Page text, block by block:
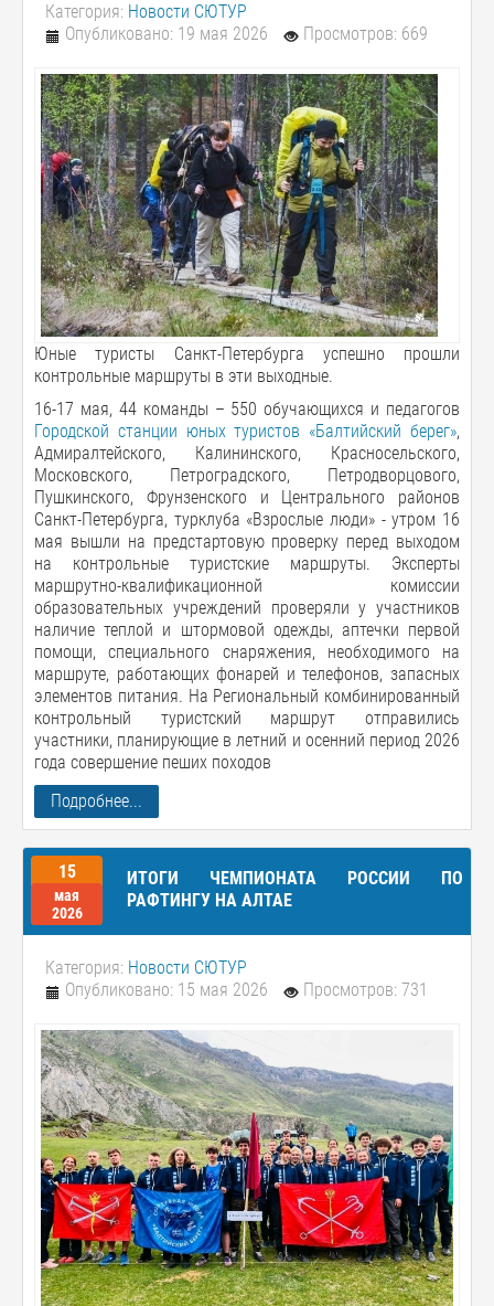
Категория: Новости СЮТУР
Опубликовано: 19 мая 2026
Просмотров: 669
Юные туристы Санкт-Петербурга успешно прошли
контрольные маршруты в эти выходные.
16-17 мая, 44 команды – 550 обучающихся и педагогов
Городской станции юных туристов «Балтийский берег»,
Адмиралтейского, Калининского, Красносельского,
Московского, Петроградского, Петродворцового,
Пушкинского, Фрунзенского и Центрального районов
Санкт-Петербурга, турклуба «Взрослые люди» - утром 16
мая вышли на предстартовую проверку перед выходом
на контрольные туристские маршруты. Эксперты
маршрутно-квалификационной комиссии
образовательных учреждений проверяли у участников
наличие теплой и штормовой одежды, аптечки первой
помощи, специального снаряжения, необходимого на
маршруте, работающих фонарей и телефонов, запасных
элементов питания. На Региональный комбинированный
контрольный туристский маршрут отправились
участники, планирующие в летний и осенний период 2026
года совершение пеших походов
Подробнее...
15
мая
2026
ИТОГИ ЧЕМПИОНАТА РОССИИ ПО
РАФТИНГУ НА АЛТАЕ
Категория: Новости СЮТУР
Опубликовано: 15 мая 2026
Просмотров: 731